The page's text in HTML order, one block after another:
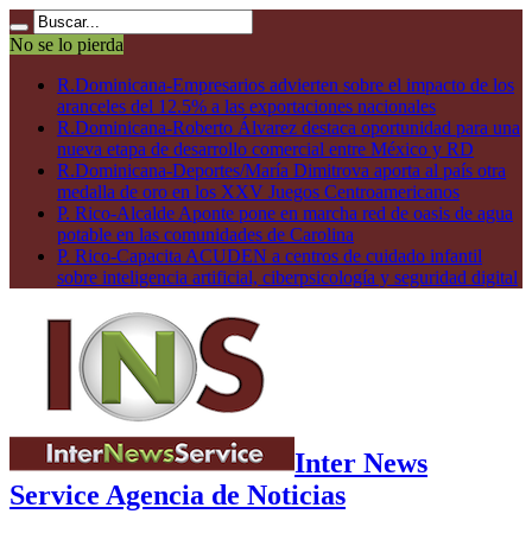
No se lo pierda
R.Dominicana-Empresarios advierten sobre el impacto de los
aranceles del 12.5% a las exportaciones nacionales
R.Dominicana-Roberto Álvarez destaca oportunidad para una
nueva etapa de desarrollo comercial entre México y RD
R.Dominicana-Deportes/María Dimitrova aporta al país otra
medalla de oro en los XXV Juegos Centroamericanos
P. Rico-Alcalde Aponte pone en marcha red de oasis de agua
potable en las comunidades de Carolina
P. Rico-Capacita ACUDEN a centros de cuidado infantil
sobre inteligencia artificial, ciberpsicología y seguridad digital
Inter News
Service Agencia de Noticias